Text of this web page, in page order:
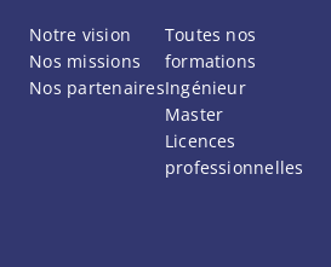
Notre vision
Nos missions
Nos partenaires
Toutes nos
formations
Ingénieur
Master
Licences
professionnelles